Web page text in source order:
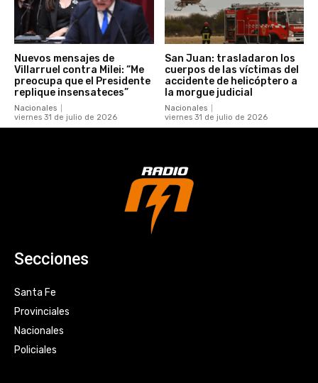
Nuevos mensajes de
Villarruel contra Milei: “Me
preocupa que el Presidente
replique insensateces”
Nacionales
viernes 31 de julio de 2026
San Juan: trasladaron los
cuerpos de las víctimas del
accidente de helicóptero a
la morgue judicial
Nacionales
viernes 31 de julio de 2026
Secciones
Santa Fe
Provinciales
Nacionales
Policiales